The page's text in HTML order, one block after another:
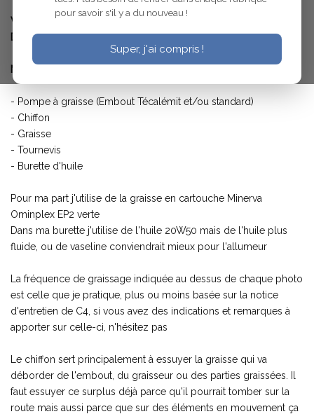
pour savoir s'il y a du nouveau !
Super, j'ai compris !
Véhicules compatibles : C4G, C6G
Durée de l'intervention : 10 à 15 minutes
Matériel nécessaire :
- Pompe à graisse (Embout Técalémit et/ou standard)
- Chiffon
- Graisse
- Tournevis
- Burette d'huile
Pour ma part j'utilise de la graisse en cartouche Minerva
Ominplex EP2 verte
Dans ma burette j'utilise de l'huile 20W50 mais de l'huile plus
fluide, ou de vaseline conviendrait mieux pour l'allumeur
La fréquence de graissage indiquée au dessus de chaque photo
est celle que je pratique, plus ou moins basée sur la notice
d'entretien de C4, si vous avez des indications et remarques à
apporter sur celle-ci, n'hésitez pas
Le chiffon sert principalement à essuyer la graisse qui va
déborder de l'embout, du graisseur ou des parties graissées. Il
faut essuyer ce surplus déjà parce qu'il pourrait tomber sur la
route mais aussi parce que sur des éléments en mouvement ça